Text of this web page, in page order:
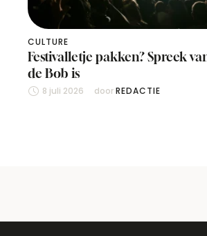
CULTURE
Festivalletje pakken? Spreek
de Bob is
8 juli 2026 door REDACTIE